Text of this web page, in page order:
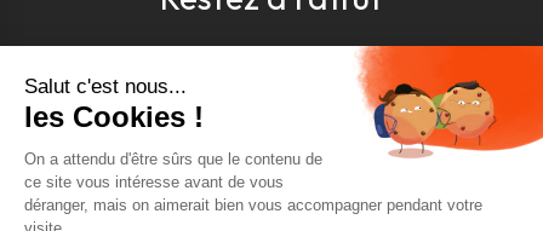
Pour être toujours au courant, inscrivez-vous à
notre newsletter